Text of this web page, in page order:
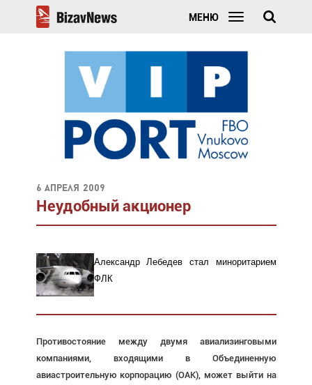
МЕНЮ
6 апреля 2009
Неудобный акционер
Александр Лебедев стал миноритарием
ФЛК
Противостояние между двумя авиализинговыми
компаниями, входящими в Объединенную
авиастроительную корпорацию (ОАК), может выйти на